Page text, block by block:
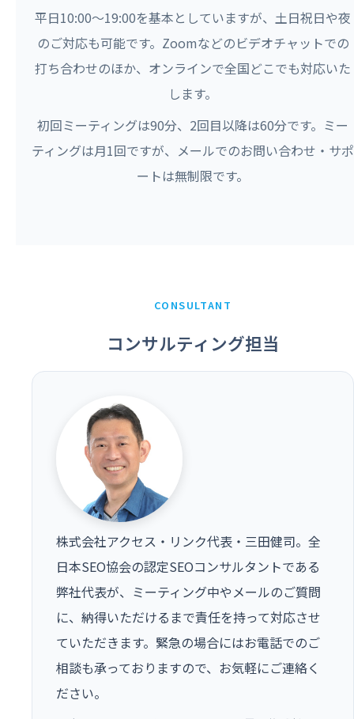
平日10:00〜19:00を基本としていますが、土日祝日や夜
のご対応も可能です。Zoomなどのビデオチャットでの
打ち合わせのほか、オンラインで全国どこでも対応いた
します。
初回ミーティングは90分、2回目以降は60分です。ミー
ティングは月1回ですが、メールでのお問い合わせ・サポ
ートは無制限です。
CONSULTANT
コンサルティング担当
株式会社アクセス・リンク代表・三田健司。全
日本SEO協会の認定SEOコンサルタントである
弊社代表が、ミーティング中やメールのご質問
に、納得いただけるまで責任を持って対応させ
ていただきます。緊急の場合にはお電話でのご
相談も承っておりますので、お気軽にご連絡く
ださい。